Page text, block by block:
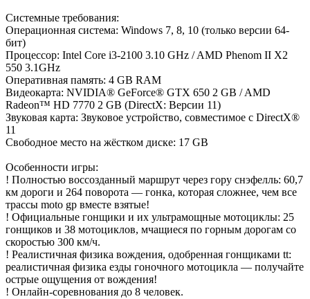
Системные требования:
Операционная система: Windows 7, 8, 10 (только версии 64-
бит)
Процессор: Intel Core i3-2100 3.10 GHz / AMD Phenom II X2
550 3.1GHz
Оперативная память: 4 GB RAM
Видеокарта: NVIDIA® GeForce® GTX 650 2 GB / AMD
Radeon™ HD 7770 2 GB (DirectX: Версии 11)
Звуковая карта: Звуковое устройство, совместимое с DirectX®
11
Свободное место на жёстком диске: 17 GB
Особенности игры:
! Полностью воссозданный маршрут через гору снэфелль: 60,7
км дороги и 264 поворота — гонка, которая сложнее, чем все
трассы moto gp вместе взятые!
! Официальные гонщики и их ультрамощные мотоциклы: 25
гонщиков и 38 мотоциклов, мчащиеся по горным дорогам со
скоростью 300 км/ч.
! Реалистичная физика вождения, одобренная гонщиками tt:
реалистичная физика езды гоночного мотоцикла — получайте
острые ощущения от вождения!
! Онлайн-соревнования до 8 человек.